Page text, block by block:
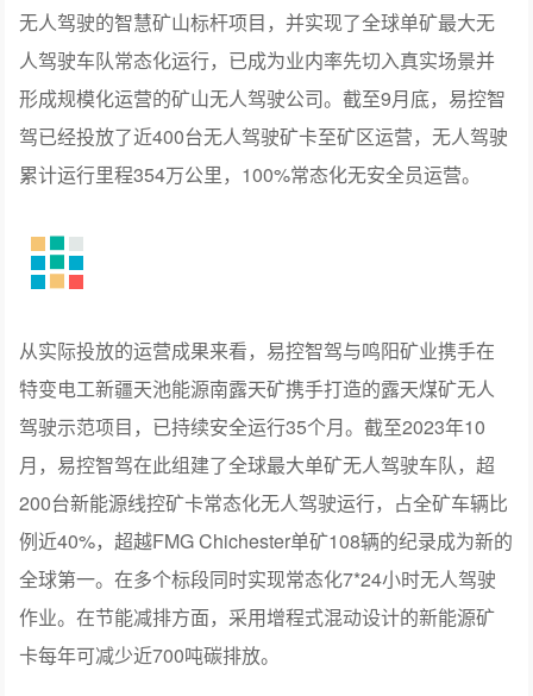
无人驾驶的智慧矿山标杆项目，并实现了全球单矿最大无
人驾驶车队常态化运行，已成为业内率先切入真实场景并
形成规模化运营的矿山无人驾驶公司。截至9月底，易控智
驾已经投放了近400台无人驾驶矿卡至矿区运营，无人驾驶
累计运行里程354万公里，100%常态化无安全员运营。
从实际投放的运营成果来看，易控智驾与鸣阳矿业携手在
特变电工新疆天池能源南露天矿携手打造的露天煤矿无人
驾驶示范项目，已持续安全运行35个月。截至2023年10
月，易控智驾在此组建了全球最大单矿无人驾驶车队，超
200台新能源线控矿卡常态化无人驾驶运行，占全矿车辆比
例近40%，超越FMG Chichester单矿108辆的纪录成为新的
全球第一。在多个标段同时实现常态化7*24小时无人驾驶
作业。在节能减排方面，采用增程式混动设计的新能源矿
卡每年可减少近700吨碳排放。